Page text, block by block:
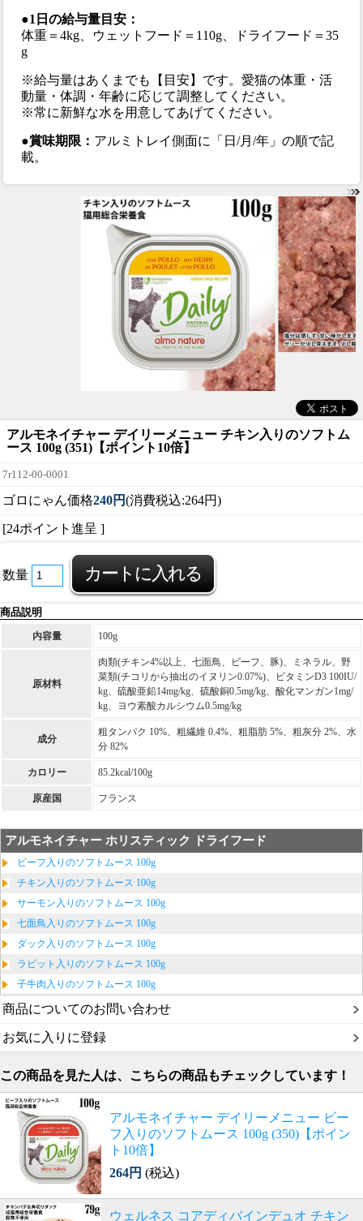
●1日の給与量目安：
体重＝4kg、ウェットフード＝110g、ドライフード＝35
g
※給与量はあくまでも【目安】です。愛猫の体重・活
動量・体調・年齢に応じて調整してください。
※常に新鮮な水を用意してあげてください。
●賞味期限： アルミトレイ側面に「日/月/年」の順で記
載。
アルモネイチャー デイリーメニュー チキン入りのソフトム
ース 100g (351)【ポイント10倍】
7r112-00-0001
ゴロにゃん価格240円(消費税込:264円)
[24ポイント進呈 ]
数量
商品説明
内容量 100g
原材料
肉類(チキン4%以上、七面鳥、ビーフ、豚)、ミネラル、野
菜類(チコリから抽出のイヌリン0.07%)、ビタミンD3 100IU/
kg、硫酸亜鉛14mg/kg、硫酸銅0.5mg/kg、酸化マンガン1mg/
kg、ヨウ素酸カルシウム0.5mg/kg
成分
粗タンパク 10%、粗繊維 0.4%、粗脂肪 5%、粗灰分 2%、水
分 82%
カロリー 85.2kcal/100g
原産国 フランス
アルモネイチャー ホリスティック ドライフード
ビーフ入りのソフトムース 100g
チキン入りのソフトムース 100g
サーモン入りのソフトムース 100g
七面鳥入りのソフトムース 100g
ダック入りのソフトムース 100g
ラビット入りのソフトムース 100g
子牛肉入りのソフトムース 100g
商品についてのお問い合わせ
お気に入りに登録
この商品を見た人は、こちらの商品もチェックしています！
アルモネイチャー デイリーメニュー ビー
フ入りのソフトムース 100g (350)【ポイン
ト10倍】
264円 (税込)
ウェルネス コアディバインデュオ チキン